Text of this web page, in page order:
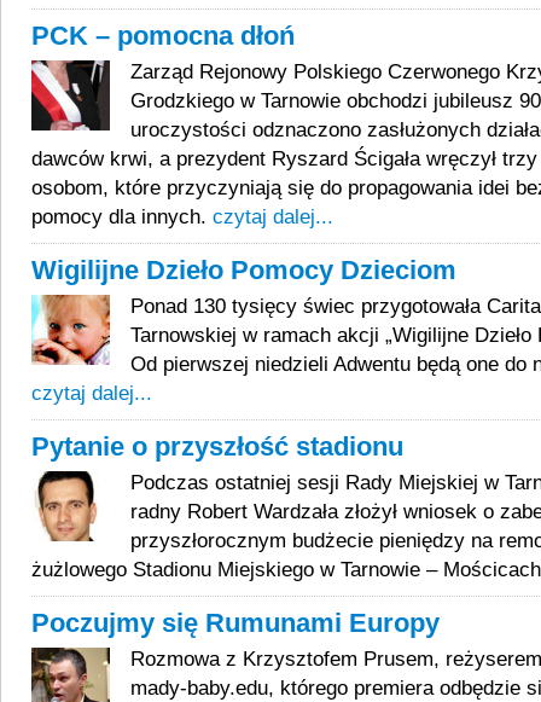
PCK – pomocna dłoń
Zarząd Rejonowy Polskiego Czerwonego
Grodzkiego w Tarnowie obchodzi jubileusz
uroczystości odznaczono zasłużonych
dawców krwi, a prezydent Ryszard Ścigała wręczył
osobom, które przyczyniają się do propagowania idei
pomocy dla innych. czytaj dalej...
Wigilijne Dzieło Pomocy Dzieciom
Ponad 130 tysięcy świec przygotowała
Tarnowskiej w ramach akcji „Wigilijne
Od pierwszej niedzieli Adwentu będą one do
czytaj dalej...
Pytanie o przyszłość stadionu
Podczas ostatniej sesji Rady Miejskiej w
radny Robert Wardzała złożył wniosek o
przyszłorocznym budżecie pieniędzy na
żużlowego Stadionu Miejskiego w Tarnowie –
Poczujmy się Rumunami Europy
Rozmowa z Krzysztofem Prusem,
mady-baby.edu, którego premiera odbędzie